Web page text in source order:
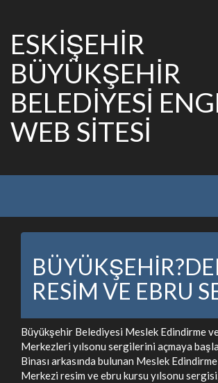
ESKİŞEHİR
BÜYÜKŞEHİR
BELEDİYESİ
WEB SİTESİ
RESİM VE EBRU
Büyükşehir Belediyesi Meslek Edindirme
Merkezleri yılsonu sergilerini açmaya
Binası arkasında bulunan Meslek
Merkezi resim ve ebru kursu yılsonu